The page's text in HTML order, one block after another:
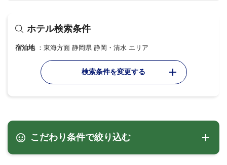
ホテル検索条件
宿泊地 東海方面 静岡県 静岡・清水 エリア
検索条件を変更する
こだわり条件で絞り込む